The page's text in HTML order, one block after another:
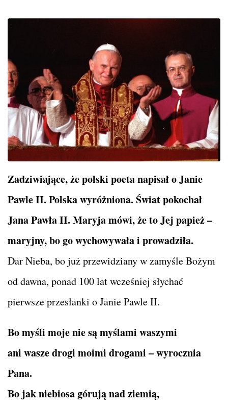
Zadziwiające, że polski poeta napisał o Janie
Pawle II. Polska wyróżniona. Świat pokochał
Jana Pawła II. Maryja mówi, że to Jej papież –
maryjny, bo go wychowywała i prowadziła.
Dar Nieba, bo już przewidziany w zamyśle Bożym
od dawna, ponad 100 lat wcześniej słychać
pierwsze przesłanki o Janie Pawle II.
Bo myśli moje nie są myślami waszymi
ani wasze drogi moimi drogami – wyrocznia
Pana.
Bo jak niebiosa górują nad ziemią,